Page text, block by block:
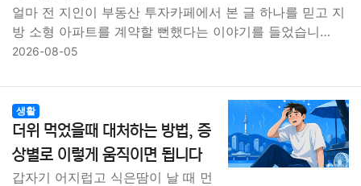
얼마 전 지인이 부동산 투자카페에서 본 글 하나를 믿고 지
방 소형 아파트를 계약할 뻔했다는 이야기를 들었습니…
2026-08-05
생활
더위 먹었을때 대처하는 방법, 증
상별로 이렇게 움직이면 됩니다
갑자기 어지럽고 식은땀이 날 때 먼